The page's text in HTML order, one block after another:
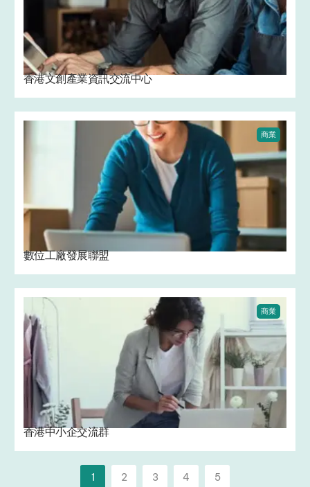
香港文創產業資訊交流中心
商業
數位工廠發展聯盟
商業
香港中小企交流群
1 2 3 4 5